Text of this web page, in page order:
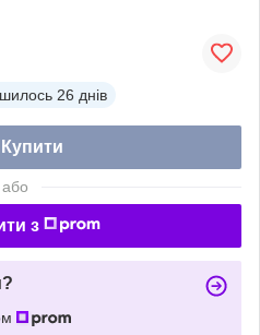
26 днів
Купити
або
з